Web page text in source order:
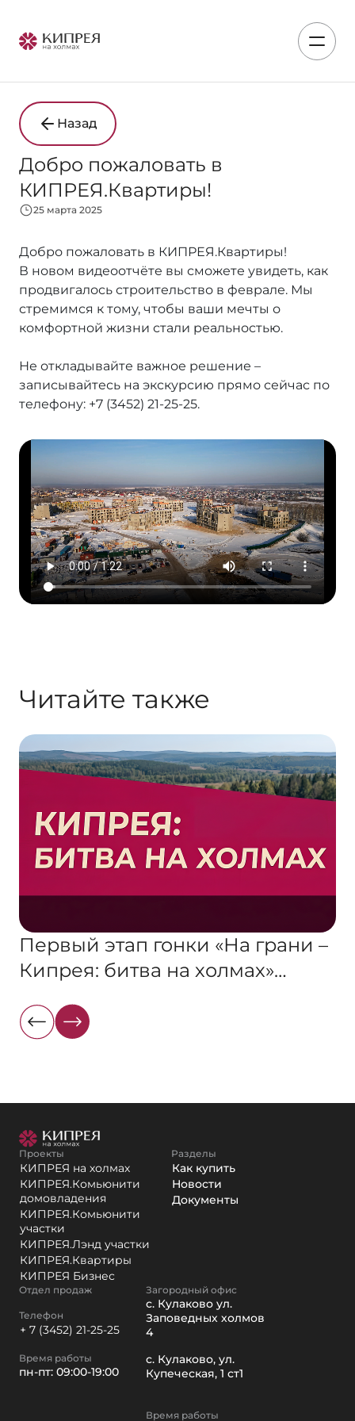
Назад
Добро пожаловать в
КИПРЕЯ.Квартиры!
25 марта 2025
Добро пожаловать в КИПРЕЯ.Квартиры!
В новом видеоотчёте вы сможете увидеть, как
продвигалось строительство в феврале. Мы
стремимся к тому, чтобы ваши мечты о
комфортной жизни стали реальностью.
Не откладывайте важное решение –
записывайтесь на экскурсию прямо сейчас по
телефону: +7 (3452) 21-25-25.
Читайте также
Первый этап гонки «На грани –
Кипрея: битва на холмах»
как это было
Проекты
КИПРЕЯ на холмах
КИПРЕЯ.Комьюнити
домовладения
КИПРЕЯ.Комьюнити
участки
КИПРЕЯ.Лэнд участки
КИПРЕЯ.Квартиры
КИПРЕЯ Бизнес
Разделы
Как купить
Новости
Документы
Отдел продаж
Телефон
+ 7 (3452) 21-25-25
Время работы
пн-пт: 09:00-19:00
Загородный офис
с. Кулаково ул.
Заповедных холмов
4
с. Кулаково, ул.
Купеческая, 1 ст1
Время работы